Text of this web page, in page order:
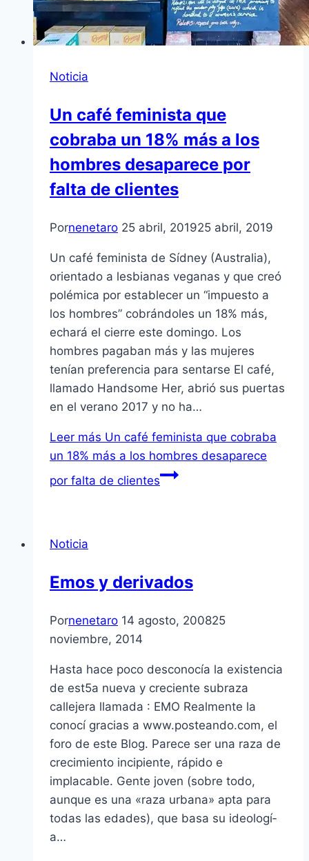
Noticia
Un café feminista que
cobraba un 18% más a los
hombres desaparece por
falta de clientes
Pornenetaro 25 abril, 201925 abril, 2019
Un café feminista de Sídney (Australia),
orientado a lesbianas veganas y que creó
polémica por establecer un “impuesto a
los hombres” cobrándoles un 18% más,
echará el cierre este domingo. Los
hombres pagaban más y las mujeres
tenían preferencia para sentarse El café,
llamado Handsome Her, abrió sus puertas
en el verano 2017 y no ha…
Leer más Un café feminista que cobraba
un 18% más a los hombres desaparece
por falta de clientes
Noticia
Emos y derivados
Pornenetaro 14 agosto, 200825
noviembre, 2014
Hasta hace poco desconocí­a la existencia
de est5a nueva y creciente subraza
callejera llamada : EMO Realmente la
conocí­ gracias a www.posteando.com, el
foro de este Blog. Parece ser una raza de
crecimiento incipiente, rápido e
implacable. Gente joven (sobre todo,
aunque es una «raza urbana» apta para
todas las edades), que basa su ideologí­
a…